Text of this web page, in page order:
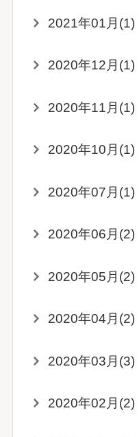
2021年01月(1)
2020年12月(1)
2020年11月(1)
2020年10月(1)
2020年07月(1)
2020年06月(2)
2020年05月(2)
2020年04月(2)
2020年03月(3)
2020年02月(2)